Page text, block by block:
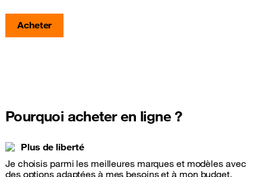
Acheter
Pourquoi acheter en ligne ?
Plus de liberté
Je choisis parmi les meilleures marques et modèles avec
des options adaptées à mes besoins et à mon budget.